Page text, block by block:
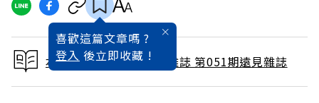
喜歡這篇文章嗎 ?
登入 後立即收藏 !
本文出自 1990 / 9月號雜誌 第051期遠見雜誌